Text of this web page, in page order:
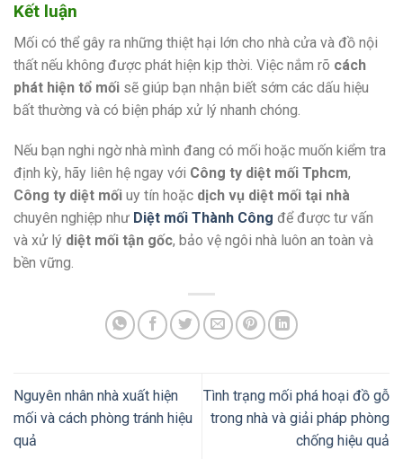
Kết luận
Mối có thể gây ra những thiệt hại lớn cho nhà cửa và đồ nội
thất nếu không được phát hiện kịp thời. Việc nắm rõ cách
phát hiện tổ mối sẽ giúp bạn nhận biết sớm các dấu hiệu
bất thường và có biện pháp xử lý nhanh chóng.
Nếu bạn nghi ngờ nhà mình đang có mối hoặc muốn kiểm tra
định kỳ, hãy liên hệ ngay với Công ty diệt mối Tphcm,
Công ty diệt mối uy tín hoặc dịch vụ diệt mối tại nhà
chuyên nghiệp như Diệt mối Thành Công để được tư vấn
và xử lý diệt mối tận gốc, bảo vệ ngôi nhà luôn an toàn và
bền vững.
Nguyên nhân nhà xuất hiện
mối và cách phòng tránh hiệu
quả
Tình trạng mối phá hoại đồ gỗ
trong nhà và giải pháp phòng
chống hiệu quả